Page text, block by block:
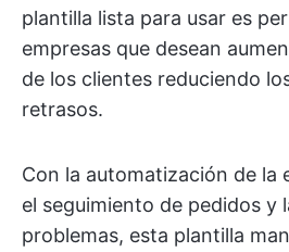
plantilla lista para usar es
empresas que desean
de los clientes reduciendo
retrasos.
Con la automatización de la
el seguimiento de pedidos y
problemas, esta plantilla